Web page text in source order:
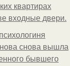
квартирах
входные двери.
снова вышла
бывшего